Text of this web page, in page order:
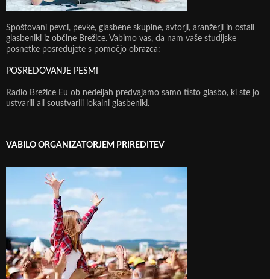
Spoštovani pevci, pevke, glasbene skupine, avtorji, aranžerji in ostali
glasbeniki iz občine Brežice. Vabimo vas, da nam vaše studijske
posnetke posredujete s pomočjo obrazca:
POSREDOVANJE PESMI
Radio Brežice Eu ob nedeljah predvajamo samo tisto glasbo, ki ste jo
ustvarili ali soustvarili lokalni glasbeniki.
VABILO ORGANIZATORJEM PRIREDITEV